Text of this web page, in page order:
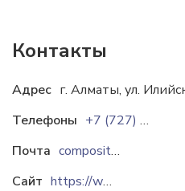
Контакты
Адрес г. Алматы, ул.
Телефоны
+7 (727) 290 23 05
Почта
composite.aruah@gmail.com
Сайт
https://www.composite-aruah.kz